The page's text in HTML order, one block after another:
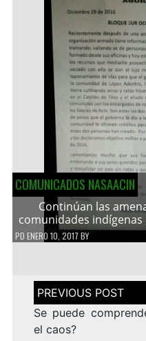
COMUNICADOS NASAACIN
Continúan las
comunidades indígenas
PD ENERO 10, 2017 BY
Navegación
de
entradas
Se puede
el caos?